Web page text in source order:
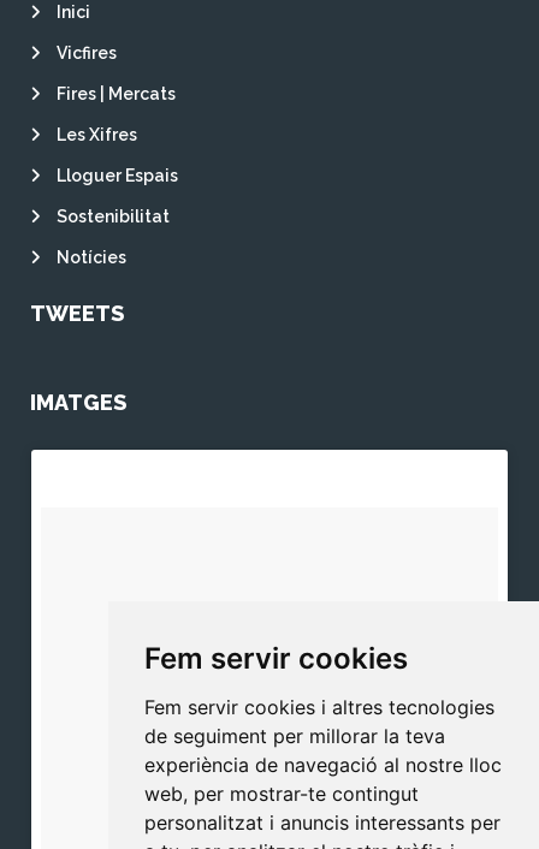
Fem servir cookies
Fem servir cookies i altres tecnologies
de seguiment per millorar la teva
experiència de navegació al nostre lloc
web, per mostrar-te contingut
personalitzat i anuncis interessants per
Inici
Vicfires
Fires | Mercats
Les Xifres
Lloguer Espais
Sostenibilitat
Notícies
TWEETS
IMATGES